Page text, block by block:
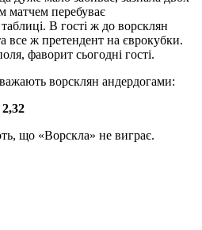
матчем перебуває
В гості ж до ворсклян
все ж претендент на єврокубки.
фаворит сьогодні гості.
ворсклян андердогами:
що «Ворскла» не виграє.